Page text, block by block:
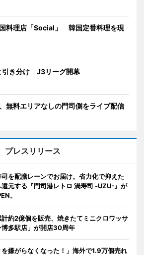
料理店「Social」 韓国定番料理を現
引き分け J3リーグ開幕
無料エリアなしの門司側をライブ配信
プレスリリース
を配膳レーンでお届け。省力化で抑えた
元する『門司港レトロ 渦寿司 -UZU-』が
。
計約2億個を販売、焼きたてミニクロワッサ
多駅店」が開店30周年
を嫌がらなくなった！」海外で1.9万個売れ